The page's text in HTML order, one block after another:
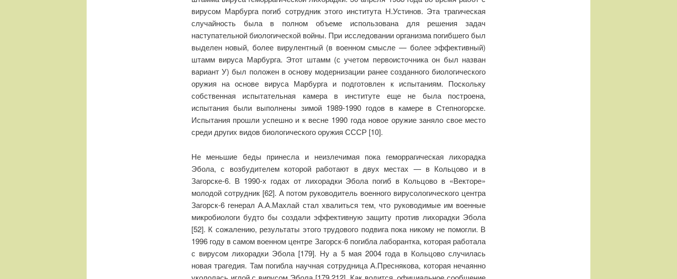
вирусом Марбурга погиб сотрудник этого института Н.Устинов. Эта трагическая
случайность была в полном объеме использована для решения задач
наступательной биологической войны. При исследовании организма погибшего был
выделен новый, более вирулентный (в военном смысле — более эффективный)
штамм вируса Марбурга. Этот штамм (с учетом первоисточника он был назван
вариант У) был положен в основу модернизации ранее созданного биологического
оружия на основе вируса Марбурга и подготовлен к испытаниям. Поскольку
собственная испытательная камера в институте еще не была построена,
испытания были выполнены зимой 1989-1990 годов в камере в Степногорске.
Испытания прошли успешно и к весне 1990 года новое оружие заняло свое место
среди других видов биологического оружия СССР [10].
Не меньшие беды принесла и неизлечимая пока геморрагическая лихорадка
Эбола, с возбудителем которой работают в двух местах — в Кольцово и в
Загорске-6. В 1990-х годах от лихорадки Эбола погиб в Кольцово в «Векторе»
молодой сотрудник [62]. А потом руководитель военного вирусологического центра
Загорск-6 генерал А.А.Махлай стал хвалиться тем, что руководимые им военные
микробиологи будто бы создали эффективную защиту против лихорадки Эбола
[52]. К сожалению, результаты этого трудового подвига пока никому не помогли. В
1996 году в самом военном центре Загорск-6 погибла лаборантка, которая работала
с вирусом лихорадки Эбола [179]. Ну а 5 мая 2004 года в Кольцово случилась
новая трагедия. Там погибла научная сотрудница А.Преснякова, которая нечаянно